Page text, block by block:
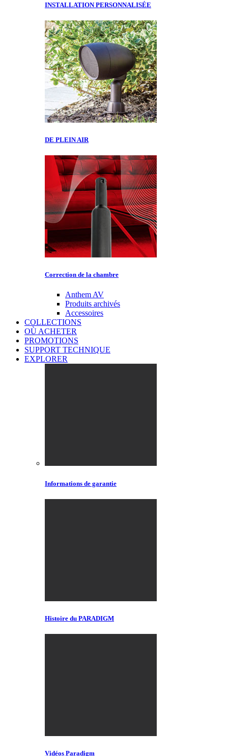
INSTALLATION PERSONNALISÉE
DE PLEIN AIR
Correction de la chambre
Anthem AV
Produits archivés
Accessoires
COLLECTIONS
OÙ ACHETER
PROMOTIONS
SUPPORT TECHNIQUE
EXPLORER
Informations de garantie
Histoire du PARADIGM
Vidéos Paradigm